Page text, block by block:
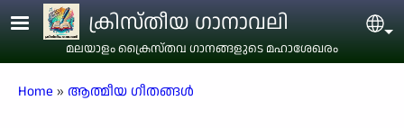
Skip to main contentക്രിസ്തീയ ഗാനാവലി
മലയാളം ക്രൈസ്തവ ഗാനങ്ങളുടെ മഹാശേഖരം
Breadcrumb
Home ആത്മീയ ഗീതങ്ങൾ